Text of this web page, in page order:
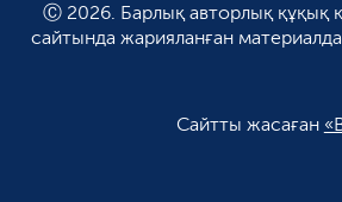
Ⓒ 2026. Барлық авторлық құқық
сайтында жарияланған
Сайтты жасаған